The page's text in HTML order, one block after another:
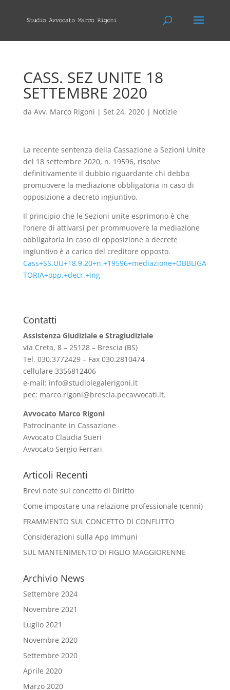
CASS. SEZ UNITE 18
SETTEMBRE 2020
da Avv. Marco Rigoni | Set 24, 2020| Notizie
La recente sentenza della Cassazione a Sezioni Unite
del 18 settembre 2020, n. 19596, risolve
definitivamente il dubbio riguardante chi debba
promuovere la mediazione obbligatoria in caso di
opposizione a decreto ingiuntivo.
Il principio che le Sezioni unite esprimono è che
l’onere di attivarsi per prommuovere la mediazione
obbligatoria in caso di opposizione a decrete
ingiuntivo è a carico del creditore opposto.
Cass+SS.UU+18.9.20+n.+19596+mediazione+OBBLIGA
TORIA+opp.+decr.+ing
Contatti
Assistenza Giudiziale e Stragiudiziale
via Creta, 8 – 25128 – Brescia (BS)
Tel. 030.3772429 – Fax 030.2810474
cellulare 3356812406
e-mail: info@studiolegalerigoni.it
pec: marco.rigoni@brescia.pecavvocati.it.
Avvocato Marco Rigoni
Patrocinante in Cassazione
Avvocato Claudia Sueri
Avvocato Sergio Ferrari
Articoli Recenti
Brevi note sul concetto di Diritto
Come impostare una relazione professionale (cenni)
FRAMMENTO SUL CONCETTO DI CONFLITTO
Considerazioni sulla App Immuni
SUL MANTENIMENTO DI FIGLIO MAGGIORENNE
Archivio News
Settembre 2024
Novembre 2021
Luglio 2021
Novembre 2020
Settembre 2020
Aprile 2020
Marzo 2020